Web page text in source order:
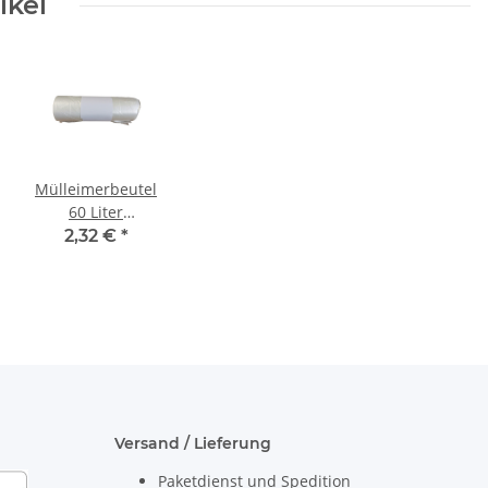
Mülleimerbeutel
60 Liter
transparent
2,32 € *
Versand / Lieferung
Paketdienst und Spedition